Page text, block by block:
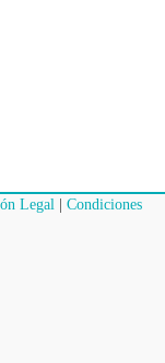
Legal
Condiciones